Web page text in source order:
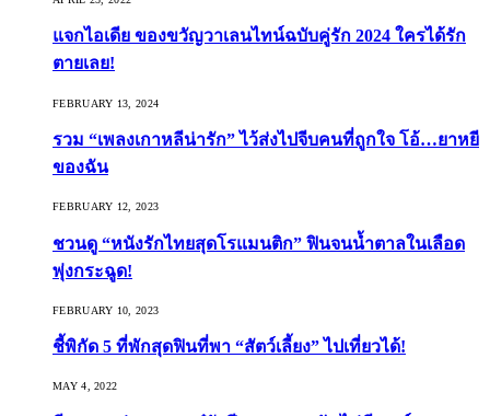
แจกไอเดีย ของขวัญวาเลนไทน์ฉบับคู่รัก 2024 ใครได้รัก
ตายเลย!
FEBRUARY 13, 2024
รวม “เพลงเกาหลีน่ารัก” ไว้ส่งไปจีบคนที่ถูกใจ โอ้…ยาหยี
ของฉัน
FEBRUARY 12, 2023
ชวนดู “หนังรักไทยสุดโรแมนติก” ฟินจนน้ำตาลในเลือด
พุ่งกระฉูด!
FEBRUARY 10, 2023
ชี้พิกัด 5 ที่พักสุดฟินที่พา “สัตว์เลี้ยง” ไปเที่ยวได้!
MAY 4, 2022